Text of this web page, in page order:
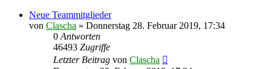
Neue Teammitglieder
von Clascha » Donnerstag 28. Februar 2019, 17:34
0 Antworten
46493 Zugriffe
Letzter Beitrag von Clascha